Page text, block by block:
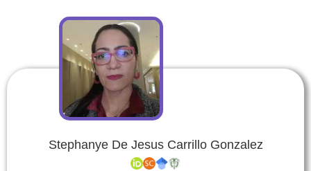
Stephanye De Jesus Carrillo Gonzalez